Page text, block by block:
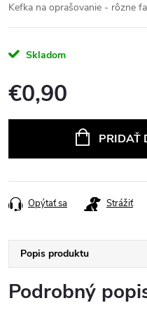
Kefka na oprašovanie - rôzne
Skladom
€0,90
PRIDAŤ
Opýtať sa Strážiť
Popis produktu
Podrobný